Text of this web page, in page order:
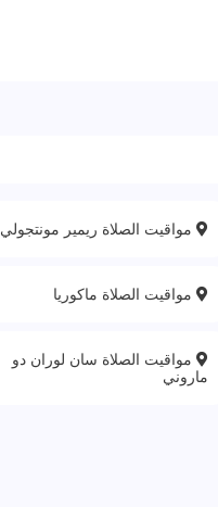
مواقيت الصلاة ريمير مونتجولي
مواقيت الصلاة ماكوريا
مواقيت الصلاة سان لوران دو
ماروني